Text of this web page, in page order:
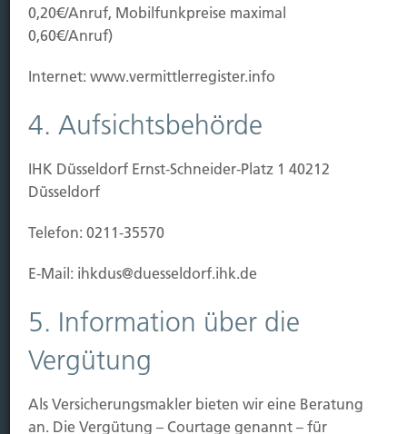
Immobilien Vers.
Kauf Grundstück
Baubeginn
Einzug/Vermietung
Schaden
Kontakt
Brück | Kapellstraße 2 | 40479 Düsseldorf
brueck@brueckkg.de
Kontaktformular
© Hubert Brück KG
0,20€/Anruf, Mobilfunkpreise maximal
0,60€/Anruf)
Internet: www.vermittlerregister.info
4. Aufsichtsbehörde
IHK Düsseldorf Ernst-Schneider-Platz 1 40212
Düsseldorf
Telefon: 0211-35570
E-Mail: ihkdus@duesseldorf.ihk.de
5. Information über die
Vergütung
Als Versicherungsmakler bieten wir eine Beratung
an. Die Vergütung – Courtage genannt – für